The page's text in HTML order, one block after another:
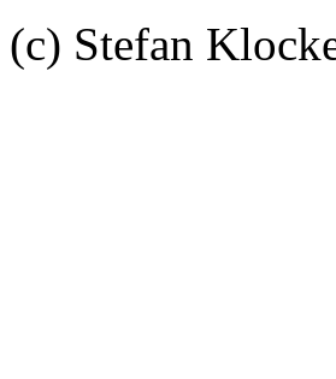
(c) Stefan